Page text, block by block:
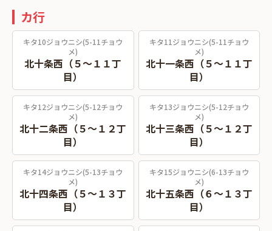
カ行
キタ10ジョウニシ(5-11チョウ
メ)
北十条西（５～１１丁
目）
キタ11ジョウニシ(5-11チョウ
メ)
北十一条西（５～１１丁
目）
キタ12ジョウニシ(5-12チョウ
メ)
北十二条西（５～１２丁
目）
キタ13ジョウニシ(5-12チョウ
メ)
北十三条西（５～１２丁
目）
キタ14ジョウニシ(5-13チョウ
メ)
北十四条西（５～１３丁
目）
キタ15ジョウニシ(6-13チョウ
メ)
北十五条西（６～１３丁
目）